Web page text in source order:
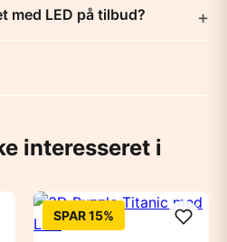
med LED på tilbud?
interesseret i
SPAR 15%